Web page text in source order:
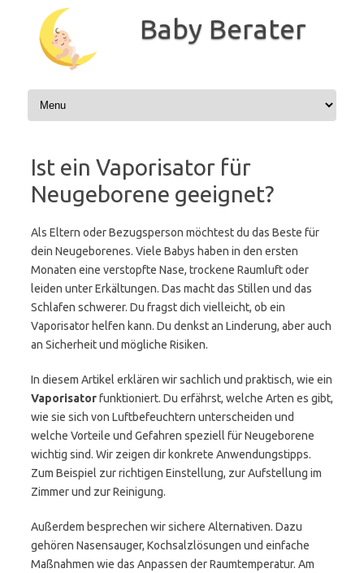
Inhalt
springen
Baby Berater
Ist ein Vaporisator für
Neugeborene geeignet?
Als Eltern oder Bezugsperson möchtest du das Beste für
dein Neugeborenes. Viele Babys haben in den ersten
Monaten eine verstopfte Nase, trockene Raumluft oder
leiden unter Erkältungen. Das macht das Stillen und das
Schlafen schwerer. Du fragst dich vielleicht, ob ein
Vaporisator helfen kann. Du denkst an Linderung, aber auch
an Sicherheit und mögliche Risiken.
In diesem Artikel erklären wir sachlich und praktisch, wie ein
Vaporisatorfunktioniert. Du erfährst, welche Arten es gibt,
wie sie sich von Luftbefeuchtern unterscheiden und
welche Vorteile und Gefahren speziell für Neugeborene
wichtig sind. Wir zeigen dir konkrete Anwendungstipps.
Zum Beispiel zur richtigen Einstellung, zur Aufstellung im
Zimmer und zur Reinigung.
Außerdem besprechen wir sichere Alternativen. Dazu
gehören Nasensauger, Kochsalzlösungen und einfache
Maßnahmen wie das Anpassen der Raumtemperatur. Am